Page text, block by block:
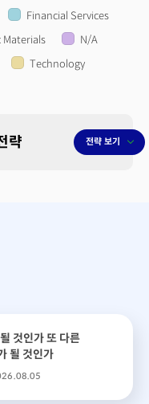
Financial Services
Materials
N/A
Technology
략 전략 보기
것인가 또 다른
될 것인가